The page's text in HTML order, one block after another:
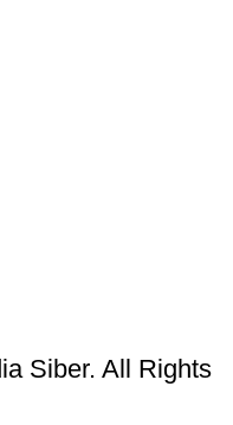
Siber. All Rights